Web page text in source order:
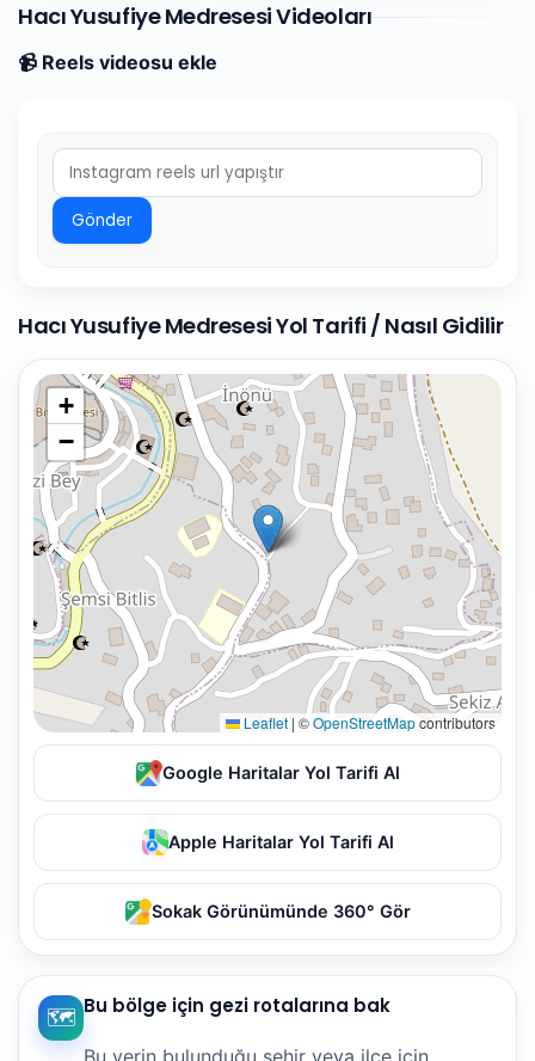
Hacı Yusufiye Medresesi Videoları
📹 Reels videosu ekle
Gönder
Hacı Yusufiye Medresesi Yol Tarifi / Nasıl Gidilir
+
−
Leaflet | ©OpenStreetMapcontributors
Google Haritalar Yol Tarifi Al
Apple Haritalar Yol Tarifi Al
Sokak Görünümünde 360° Gör
🗺️ Bu bölge için gezi rotalarına bak
Bu yerin bulunduğu şehir veya ilçe için